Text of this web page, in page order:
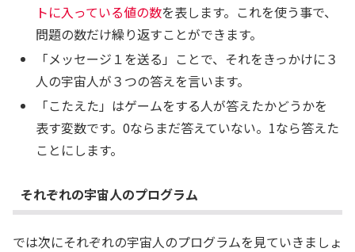
トに入っている値の数を表します。これを使う事で、
問題の数だけ繰り返すことができます。
「メッセージ１を送る」ことで、それをきっかけに３
人の宇宙人が３つの答えを言います。
「こたえた」はゲームをする人が答えたかどうかを
表す変数です。0ならまだ答えていない。1なら答えた
ことにします。
それぞれの宇宙人のプログラム
では次にそれぞれの宇宙人のプログラムを見ていきましょ